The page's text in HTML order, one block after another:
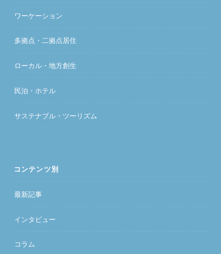
ワーケーション
多拠点・二拠点居住
ローカル・地方創生
民泊・ホテル
サステナブル・ツーリズム
コンテンツ別
最新記事
インタビュー
コラム